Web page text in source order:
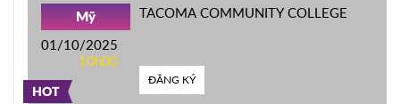
HOT
Mỹ
01/10/2025
10h00
TACOMA COMMUNITY COLLEGE
ĐĂNG KÝ